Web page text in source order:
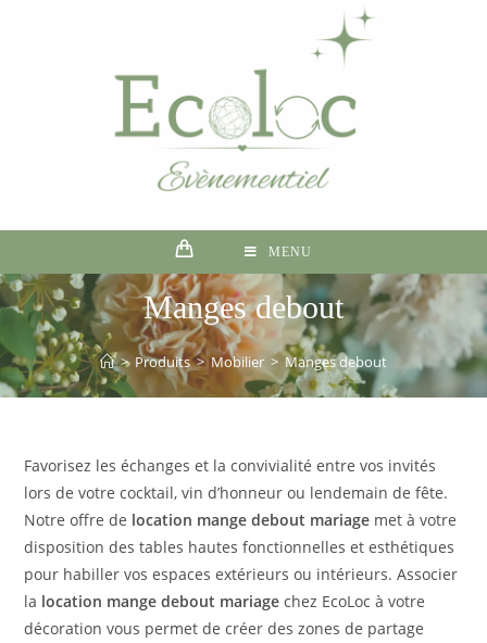
MENU
Manges debout
> Produits > Mobilier > Manges debout
Favorisez les échanges et la convivialité entre vos invités
lors de votre cocktail, vin d’honneur ou lendemain de fête.
Notre offre de location mange debout mariage met à votre
disposition des tables hautes fonctionnelles et esthétiques
pour habiller vos espaces extérieurs ou intérieurs. Associer
la location mange debout mariage chez EcoLoc à votre
décoration vous permet de créer des zones de partage